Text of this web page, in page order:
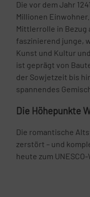
Die vor dem Jahr
Millionen
Mittlerrolle in Bezug
faszinierend junge,
Kunst und Kultur
ist geprägt von
der Sowjetzeit bis
spannendes
Die Höhepunkte
Die romantische
zerstört – und
heute zum